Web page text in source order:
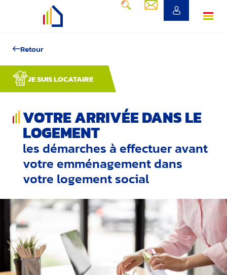
Retour
JE SUIS LOCATAIRE
VOTRE ARRIVÉE DANS LE
LOGEMENT
les démarches à effectuer avant
votre emménagement dans
votre logement social